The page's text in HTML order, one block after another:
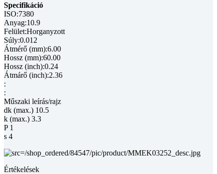
Specifikáció
ISO:7380
Anyag:10.9
Felület:Horganyzott
Súly:0.012
Átmérő (mm):6.00
Hossz (mm):60.00
Hossz (inch):0.24
Átmárő (inch):2.36
:
:
Műszaki leírás/rajz
dk (max.) 10.5
k (max.) 3.3
P 1
s 4
Értékelések